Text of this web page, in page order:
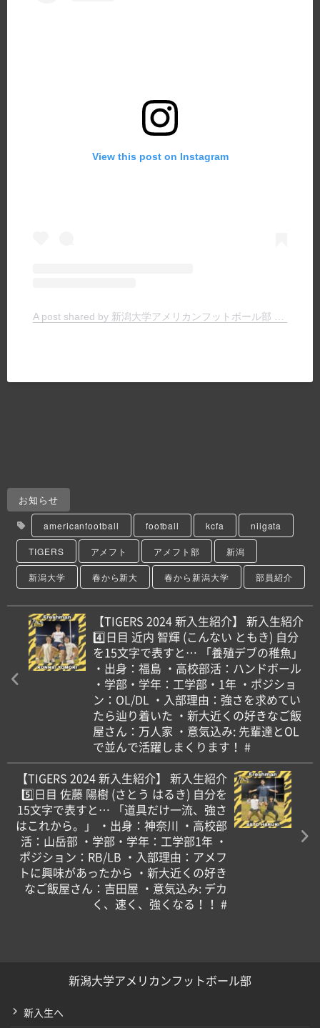
View this post on Instagram
お知らせ
americanfootball football kcfa niigata
TIGERS アメフト アメフト部 新潟
新潟大学 春から新大 春から新潟大学 部員紹介
【TIGERS 2024 新入生紹介】 新入生紹介
4️⃣日目 近内 智輝 (こんない ともき) 自分
を15文字で表すと… 「養殖デブの稚魚」
・出身：福島 ・高校部活：ハンドボール
・学部・学年：工学部・1年 ・ポジショ
ン：OL/DL ・入部理由：強さを求めてい
たら辿り着いた ・新大近くの好きなご飯
屋さん：万人家 ・意気込み: 先輩達とOL
で並んで活躍しまくります！ #
【TIGERS 2024 新入生紹介】 新入生紹介
5️⃣日目 佐藤 陽樹 (さとう はるき) 自分を
15文字で表すと… 「道具だけ一流、強さ
はこれから。」 ・出身：神奈川 ・高校部
活：山岳部 ・学部・学年：工学部1年 ・
ポジション：RB/LB ・入部理由：アメフ
トに興味があったから ・新大近くの好き
なご飯屋さん：吉田屋 ・意気込み: デカ
く、速く、強くなる！！ #
新潟大学アメリカンフットボール部
新入生へ